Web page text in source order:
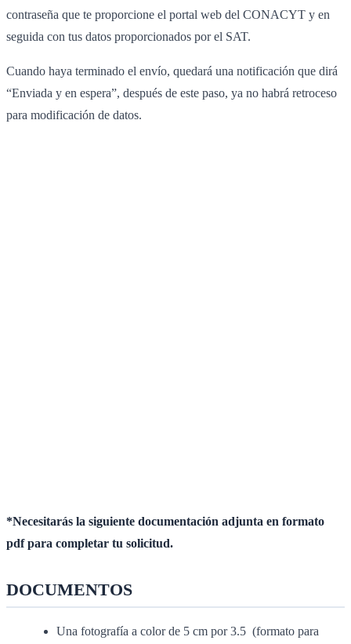
contraseña que te proporcione el portal web del CONACYT y en
seguida con tus datos proporcionados por el SAT.
Cuando haya terminado el envío, quedará una notificación que dirá
“Enviada y en espera”, después de este paso, ya no habrá retroceso
para modificación de datos.
*Necesitarás la siguiente documentación adjunta en formato
pdf para completar tu solicitud.
DOCUMENTOS
Una fotografía a color de 5 cm por 3.5 (formato para